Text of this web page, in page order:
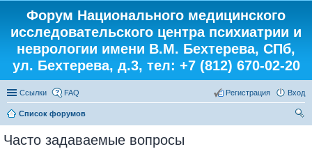
Форум Национального медицинского
исследовательского центра психиатрии и
неврологии имени В.М. Бехтерева, СПб,
ул. Бехтерева, д.3, тел: +7 (812) 670-02-20
Ссылки FAQ Вход
Регистрация
Список форумов
Часто задаваемые вопросы